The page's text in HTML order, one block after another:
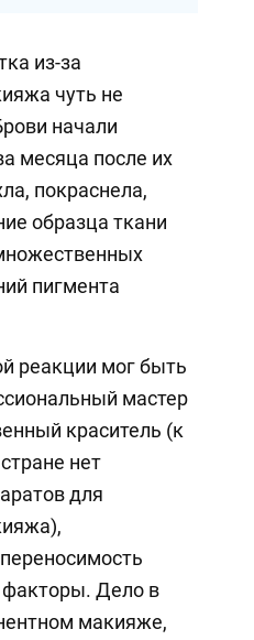
из-за
чуть не
начали
месяца после их
покраснела,
образца ткани
пигмента
реакции мог быть
мастер
краситель (к
нет
для
факторы. Дело в
макияже,